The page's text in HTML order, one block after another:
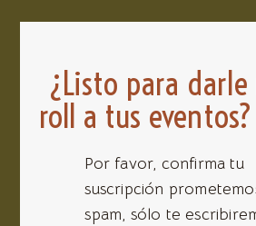
¿Listo para
roll a tus
Por favor, confirma tu
suscripción
spam, sólo te